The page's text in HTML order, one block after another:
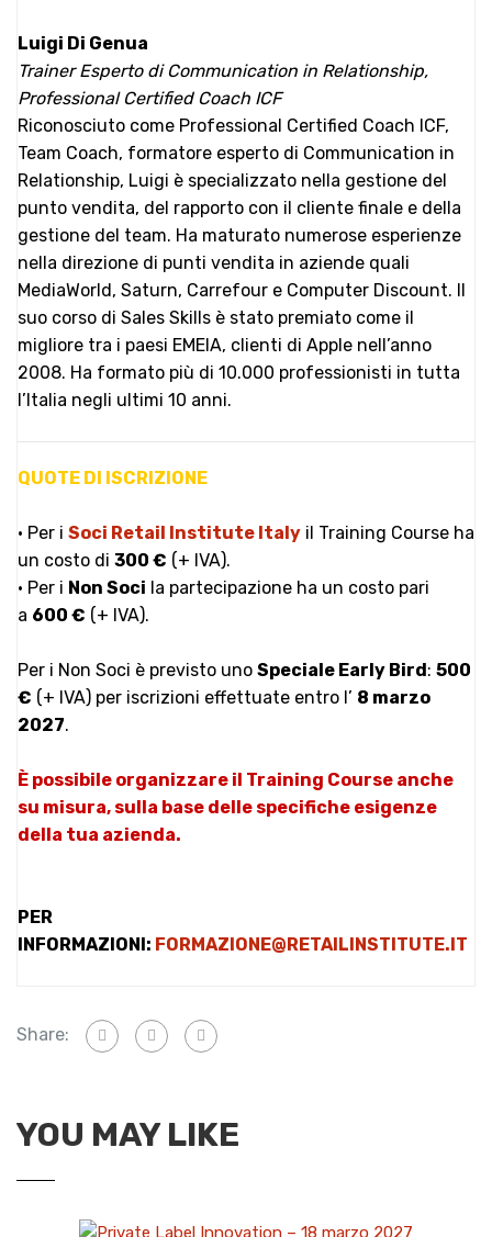
Luigi Di Genua
Trainer Esperto di Communication in Relationship,
Professional Certified Coach ICF
Riconosciuto come Professional Certified Coach ICF,
Team Coach, formatore esperto di Communication in
Relationship, Luigi è specializzato nella gestione del
punto vendita, del rapporto con il cliente finale e della
gestione del team. Ha maturato numerose esperienze
nella direzione di punti vendita in aziende quali
MediaWorld, Saturn, Carrefour e Computer Discount. Il
suo corso di Sales Skills è stato premiato come il
migliore tra i paesi EMEIA, clienti di Apple nell’anno
2008. Ha formato più di 10.000 professionisti in tutta
l’Italia negli ultimi 10 anni.
QUOTE DI ISCRIZIONE
• Per i Soci Retail Institute Italy il Training Course ha
un costo di 300 € (+ IVA).
• Per i Non Soci la partecipazione ha un costo pari
a 600 € (+ IVA).
Per i Non Soci è previsto uno Speciale Early Bird: 500
€ (+ IVA) per iscrizioni effettuate entro l’ 8 marzo
2027.
È possibile organizzare il Training Course anche
su misura, sulla base delle specifiche esigenze
della tua azienda.
PER
INFORMAZIONI: FORMAZIONE@RETAILINSTITUTE.IT
Share:
YOU MAY LIKE